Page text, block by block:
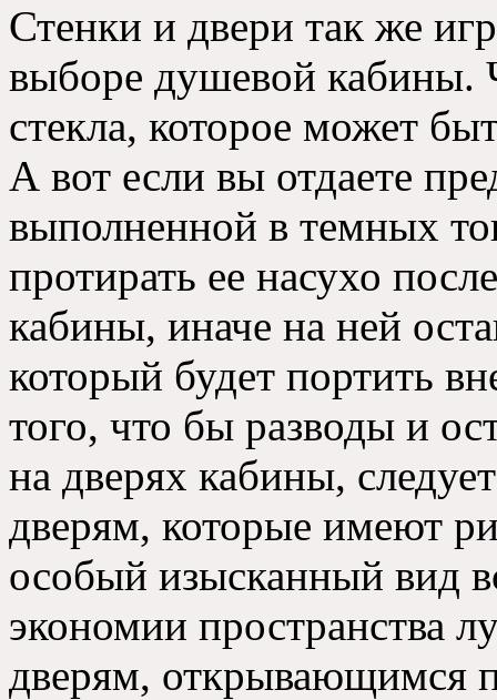
Стенки и двери так же
выборе душевой кабины.
стекла, которое может
А вот если вы отдаете
выполненной в темных
протирать ее насухо
кабины, иначе на ней
который будет портить
того, что бы разводы и
на дверях кабины,
дверям, которые имеют
особый изысканный вид
экономии пространства
дверям, открывающимся